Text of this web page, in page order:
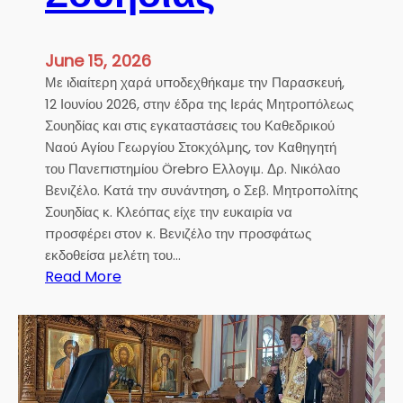
.
ε
ό
π
α
Ο
μ
ι
λ
ί
α
σ
η
ν
Κ
υ
June 15, 2026
Με ιδιαίτερη χαρά υποδεχθήκαμε την Παρασκευή,
12 Ιουνίου 2026, στην έδρα της Ιεράς Μητροπόλεως
Σουηδίας και στις εγκαταστάσεις του Καθεδρικού
Ναού Αγίου Γεωργίου Στοκχόλμης, τον Καθηγητή
του Πανεπιστημίου Örebro Ελλογιμ. Δρ. Νικόλαο
Βενιζέλο. Κατά την συνάντηση, ο Σεβ. Μητροπολίτης
Σουηδίας κ. Κλεόπας είχε την ευκαιρία να
προσφέρει στον κ. Βενιζέλο την προσφάτως
εκδοθείσα μελέτη του…
Read More:
π
ί
σ
κ